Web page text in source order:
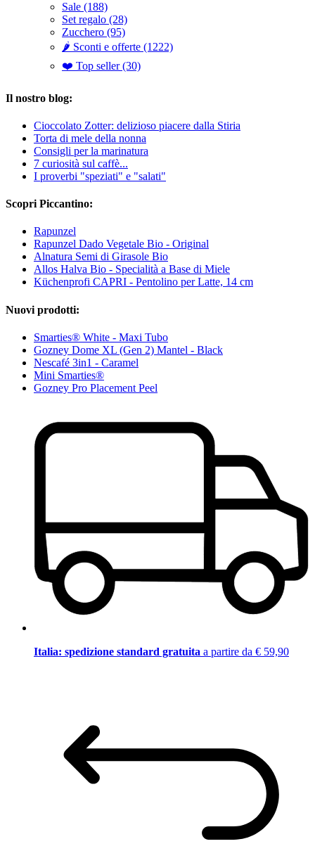
Sale (188)
Set regalo (28)
Zucchero (95)
🌶️ Sconti e offerte (1222)
❤️ Top seller (30)
Il nostro blog:
Cioccolato Zotter: delizioso piacere dalla Stiria
Torta di mele della nonna
Consigli per la marinatura
7 curiosità sul caffè...
I proverbi "speziati" e "salati"
Scopri Piccantino:
Rapunzel
Rapunzel Dado Vegetale Bio - Original
Alnatura Semi di Girasole Bio
Allos Halva Bio - Specialità a Base di Miele
Küchenprofi CAPRI - Pentolino per Latte, 14 cm
Nuovi prodotti:
Smarties® White - Maxi Tubo
Gozney Dome XL (Gen 2) Mantel - Black
Nescafé 3in1 - Caramel
Mini Smarties®
Gozney Pro Placement Peel
Italia: spedizione standard gratuita a partire da € 59,90